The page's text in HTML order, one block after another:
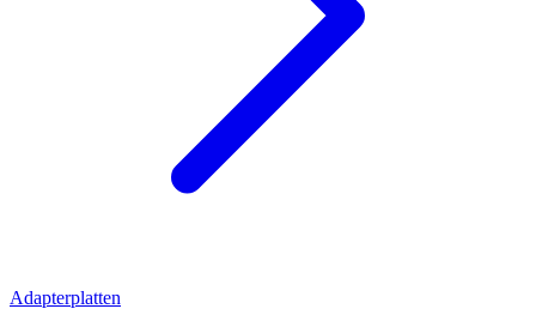
Adapterplatten